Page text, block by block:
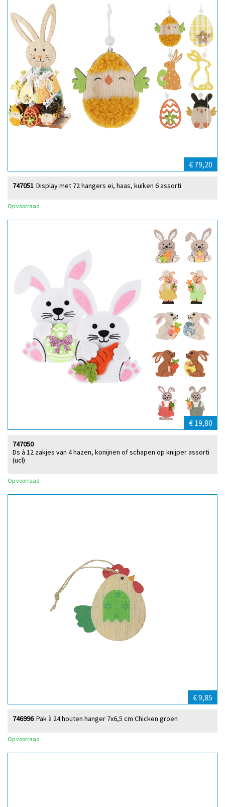
€ 79,20
Display met 72 hangers ei, haas, kuiken 6 assorti
747051
Op voorraad
€ 19,80
Ds à 12 zakjes van 4 hazen, konijnen of schapen op knijper assorti
(ucl)
747050
Op voorraad
€ 9,85
Pak à 24 houten hanger 7x6,5 cm Chicken groen
746996
Op voorraad